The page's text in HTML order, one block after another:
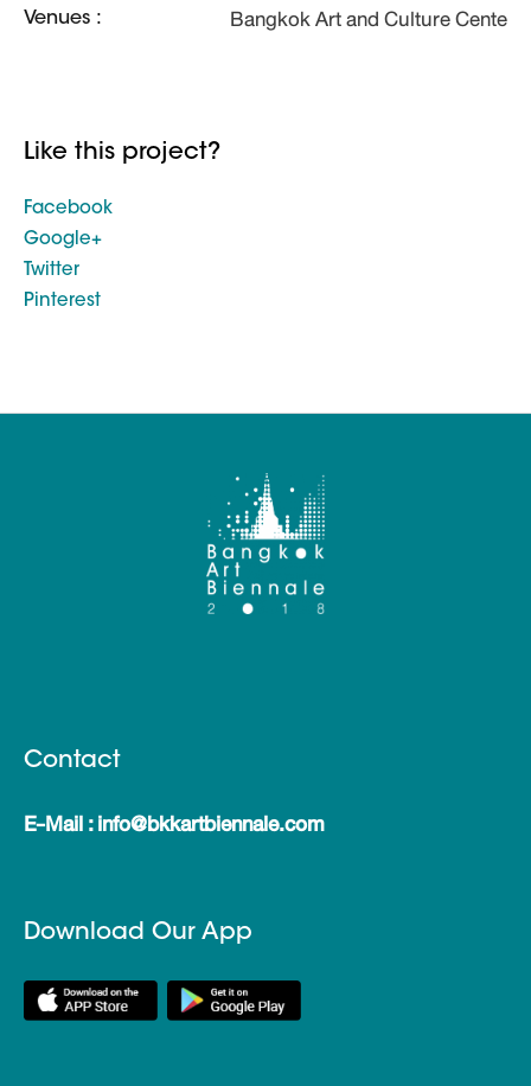
Venues : Bangkok Art and Culture Cente
Like this project?
Facebook
Google+
Twitter
Pinterest
Contact
E-Mail : info@bkkartbiennale.com
Download Our App